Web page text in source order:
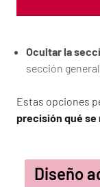
Ocultar la
sección
Estas opciones
precisión qué se
Diseño